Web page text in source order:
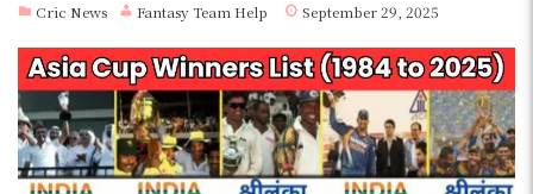
Cric News Fantasy Team Help September 29, 2025